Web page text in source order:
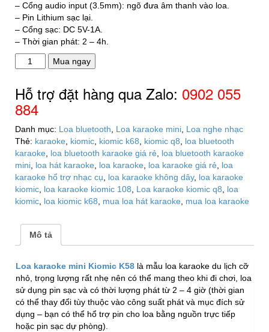
– Cổng audio input (3.5mm): ngõ đưa âm thanh vào loa.
– Pin Lithium sạc lại.
– Cổng sạc: DC 5V-1A.
– Thời gian phát: 2 – 4h.
Loa
karaoke
Kiomic
K58
1
micro
không
dây
số
lượng
Mua ngay
Hỗ trợ đặt hàng qua Zalo: 0902 055
884
Danh mục: Loa bluetooth Loa karaoke mini Loa nghe nhạc
Thẻ: karaoke kiomic kiomic k68 kiomic q8
loa bluetooth
karaoke
loa bluetooth karaoke giá rẻ
loa bluetooth karaoke
mini loa hát karaoke loa karaoke loa karaoke giá rẻ
loa
karaoke hổ trợ nhạc cụ
loa karaoke không dây, loa karaoke
kiomic loa karaoke kiomic 108 Loa karaoke kiomic q8
loa
kiomic loa kiomic k68 mua loa hát karaoke mua loa karaoke
Mô tả
Loa karaoke mini Kiomic K58 là mẫu loa karaoke du lịch cỡ
nhỏ, trọng lượng rất nhẹ nên có thể mang theo khi đi chơi, loa
sử dụng pin sạc và có thời lượng phát từ 2 – 4 giờ (thời gian
có thể thay đổi tùy thuộc vào công suất phát và mục đích sử
dụng – bạn có thể hổ trợ pin cho loa bằng nguồn trực tiếp
hoặc pin sạc dự phòng).